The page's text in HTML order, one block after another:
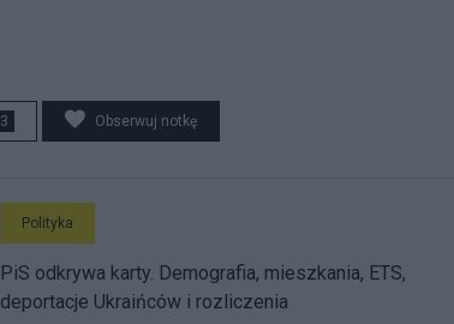
3 Obserwuj notkę
Polityka
PiS odkrywa karty. Demografia, mieszkania, ETS,
deportacje Ukraińców i rozliczenia